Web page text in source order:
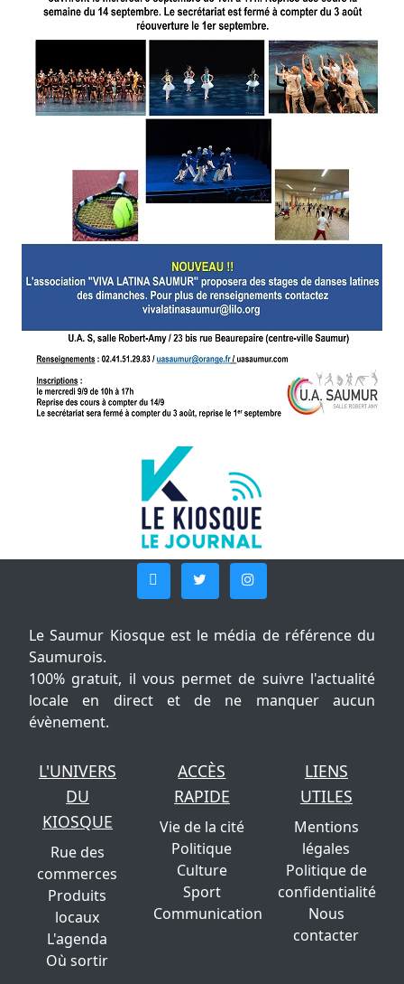
Le Saumur Kiosque est le média de référence du
Saumurois.
100% gratuit, il vous permet de suivre l'actualité
locale en direct et de ne manquer aucun
évènement.
L'UNIVERS
DU
KIOSQUE
Rue des
commerces
Produits
locaux
L'agenda
Où sortir
ACCÈS
RAPIDE
Vie de la cité
Politique
Culture
Sport
Communication
LIENS
UTILES
Mentions
légales
Politique de
confidentialité
Nous
contacter